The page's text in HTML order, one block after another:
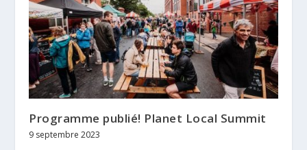
Programme publié! Planet Local Summit
9 septembre 2023